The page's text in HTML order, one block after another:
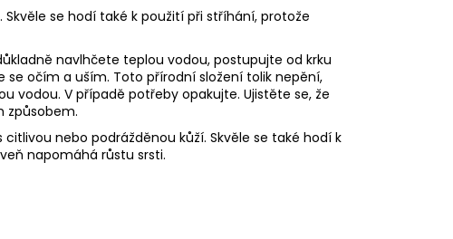
se hodí také k použití při stříhání, protože
navlhčete teplou vodou, postupujte od krku
očím a uším. Toto přírodní složení tolik nepění,
vodou. V případě potřeby opakujte. Ujistěte se, že
způsobem.
nebo podrážděnou kůží. Skvěle se také hodí k
napomáhá růstu srsti.